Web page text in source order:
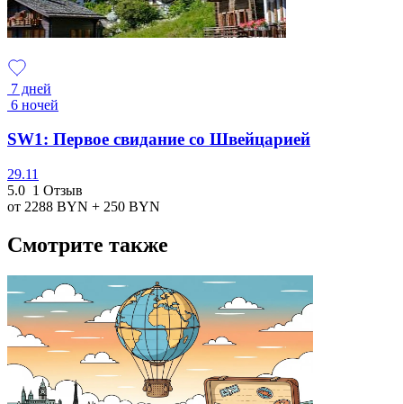
7 дней
6 ночей
SW1: Первое свидание со Швейцарией
29.11
5.0 1 Отзыв
от 2288 BYN + 250 BYN
Смотрите также